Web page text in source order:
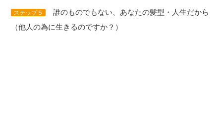
ステップ５
誰のものでもない、あなたの髪型・人生だから
（他人の為に生きるのですか？）